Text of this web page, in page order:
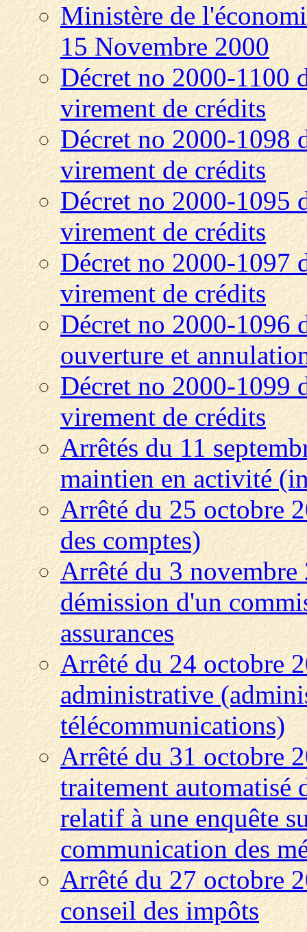
Ministère de
15 Novembre 2000
Décret no 2000-1100
virement de crédits
Décret no 2000-1098
virement de crédits
Décret no 2000-1095
virement de crédits
Décret no 2000-1097
virement de crédits
Décret no 2000-1096
ouverture et
Décret no 2000-1099
virement de crédits
Arrêtés du 11
maintien en activité
Arrêté du 25 octobre
des comptes)
Arrêté du 3 novembre
démission d'un
assurances
Arrêté du 24 octobre
administrative
télécommunications)
Arrêté du 31 octobre
traitement
relatif à une enquête
communication des
Arrêté du 27 octobre
conseil des impôts